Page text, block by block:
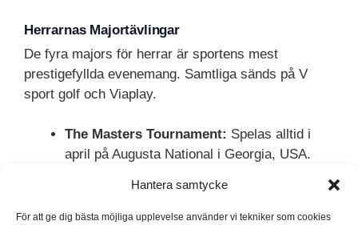
Hantera samtycke
För att ge dig bästa möjliga upplevelse använder vi tekniker som cookies
Herrarnas Majortävlingar
De fyra majors för herrar är sportens mest
prestigefyllda evenemang. Samtliga sänds på V
sport golf och Viaplay.
The Masters Tournament: Spelas alltid i
april på Augusta National i Georgia, USA.
anrika traditioner. Det är den enda majorn
som spelas på samma bana varje år.